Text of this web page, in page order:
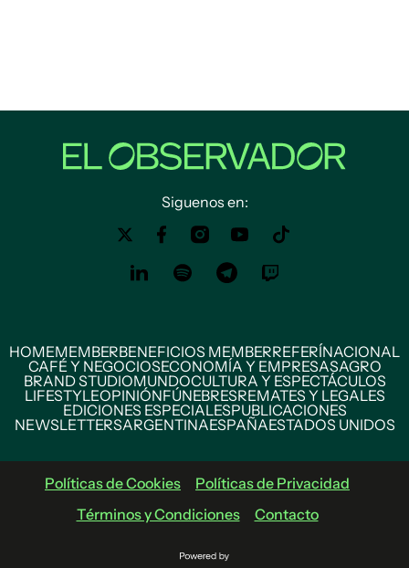
Siguenos en:
HOMEMEMBERBENEFICIOS MEMBERREFERÍNACIONAL
CAFÉ Y NEGOCIOSECONOMÍA Y EMPRESASAGRO
BRAND STUDIOMUNDOCULTURA Y ESPECTÁCULOS
LIFESTYLEOPINIÓNFÚNEBRESREMATES Y LEGALES
EDICIONES ESPECIALESPUBLICACIONES
NEWSLETTERSARGENTINAESPAÑAESTADOS UNIDOS
Políticas de Cookies
Políticas de Privacidad
Términos y Condiciones
Contacto